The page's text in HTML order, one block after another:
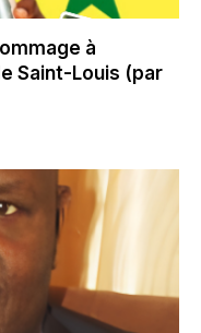
à
Saint-Louis (par